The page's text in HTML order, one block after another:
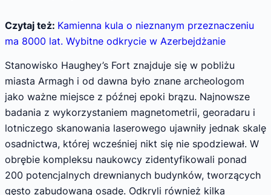
Czytaj też: Kamienna kula o nieznanym przeznaczeniu
ma 8000 lat. Wybitne odkrycie w Azerbejdżanie
Stanowisko Haughey’s Fort znajduje się w pobliżu
miasta Armagh i od dawna było znane archeologom
jako ważne miejsce z późnej epoki brązu. Najnowsze
badania z wykorzystaniem magnetometrii, georadaru i
lotniczego skanowania laserowego ujawniły jednak skalę
osadnictwa, której wcześniej nikt się nie spodziewał. W
obrębie kompleksu naukowcy zidentyfikowali ponad
200 potencjalnych drewnianych budynków, tworzących
gęsto zabudowaną osadę. Odkryli również kilka